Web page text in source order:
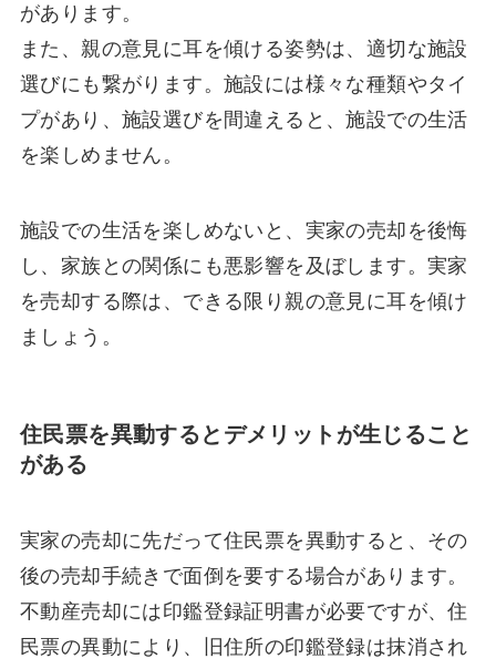
があります。
また、親の意見に耳を傾ける姿勢は、適切な施設
選びにも繋がります。施設には様々な種類やタイ
プがあり、施設選びを間違えると、施設での生活
を楽しめません。
施設での生活を楽しめないと、実家の売却を後悔
し、家族との関係にも悪影響を及ぼします。実家
を売却する際は、できる限り親の意見に耳を傾け
ましょう。
住民票を異動するとデメリットが生じること
がある
実家の売却に先だって住民票を異動すると、その
後の売却手続きで面倒を要する場合があります。
不動産売却には印鑑登録証明書が必要ですが、住
民票の異動により、旧住所の印鑑登録は抹消され